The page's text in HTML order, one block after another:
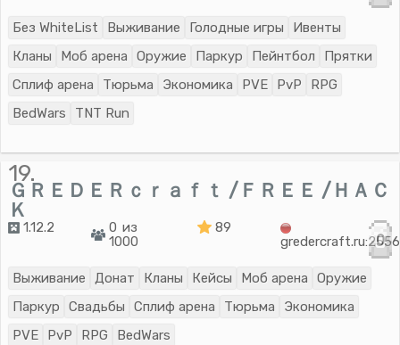
Без WhiteList Выживание Голодные игры
Ивенты
Кланы
Моб арена Оружие Паркур Пейнтбол
Прятки
Сплиф арена
Тюрьма Экономика PVE PvP
RPG
BedWars
TNT Run
19.
ＧＲＥＤＥＲｃｒａｆｔ /ＦＲＥＥ /ＨＡＣ
Ｋ
1.12.2
0 из
1000
89
0
Выживание Донат Кланы Кейсы Моб арена
Оружие
Паркур
Свадьбы Сплиф арена Тюрьма
Экономика
PVE
PvP RPG BedWars